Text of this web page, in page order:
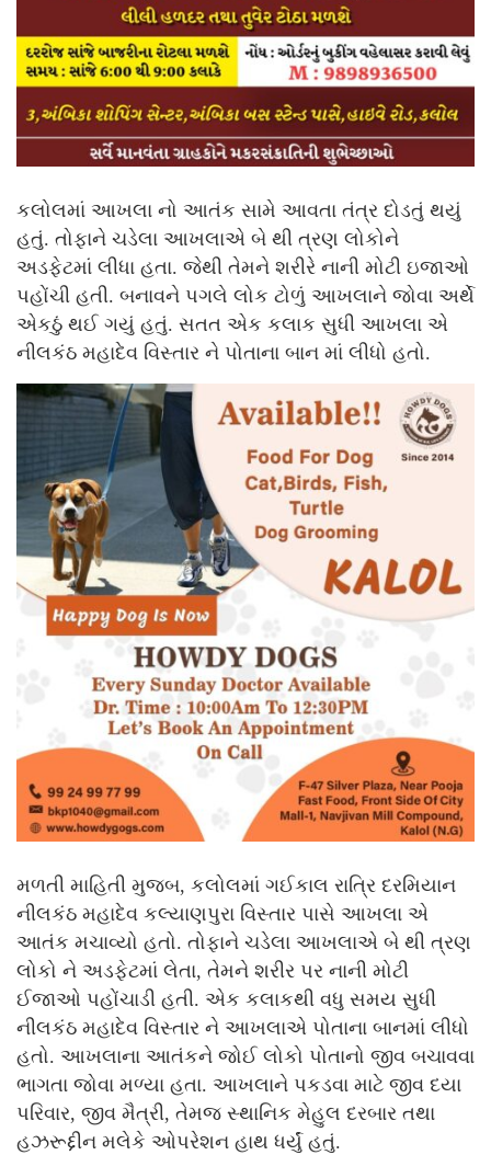
કલોલમાં આખલા નો આતંક સામે આવતા તંત્ર દોડતું થયું
હતું. તોફાને ચડેલા આખલાએ બે થી ત્રણ લોકોને
અડફેટમાં લીધા હતા. જેથી તેમને શરીરે નાની મોટી ઇજાઓ
પહોંચી હતી. બનાવને પગલે લોક ટોળું આખલાને જોવા અર્થે
એકઠું થઈ ગયું હતું. સતત એક કલાક સુધી આખલા એ
નીલકંઠ મહાદેવ વિસ્તાર ને પોતાના બાન માં લીધો હતો.
મળતી માહિતી મુજબ, કલોલમાં ગઈકાલ રાત્રિ દરમિયાન
નીલકંઠ મહાદેવ કલ્યાણપુરા વિસ્તાર પાસે આખલા એ
આતંક મચાવ્યો હતો. તોફાને ચડેલા આખલાએ બે થી ત્રણ
લોકો ને અડફેટમાં લેતા, તેમને શરીર પર નાની મોટી
ઈજાઓ પહોંચાડી હતી. એક કલાકથી વધુ સમય સુધી
નીલકંઠ મહાદેવ વિસ્તાર ને આખલાએ પોતાના બાનમાં લીધો
હતો. આખલાના આતંકને જોઈ લોકો પોતાનો જીવ બચાવવા
ભાગતા જોવા મળ્યા હતા. આખલાને પકડવા માટે જીવ દયા
પરિવાર, જીવ મૈત્રી, તેમજ સ્થાનિક મેહુલ દરબાર તથા
હઝરૂદ્દીન મલેકે ઓપરેશન હાથ ધર્યું હતું.